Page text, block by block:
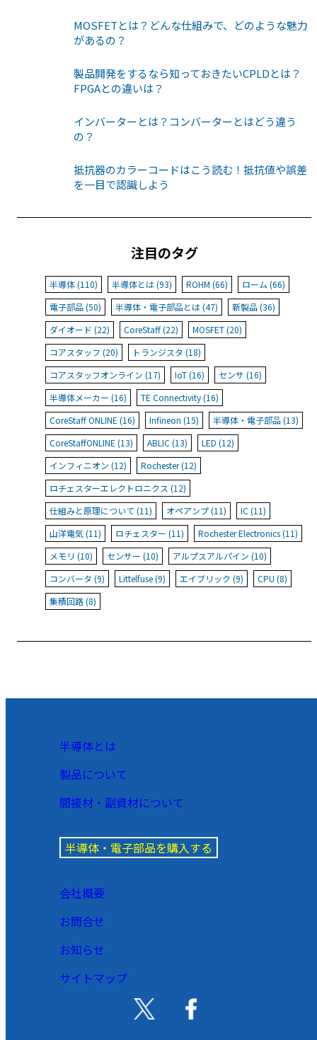
MOSFETとは？どんな仕組みで、どのような魅力
があるの？
製品開発をするなら知っておきたいCPLDとは？
FPGAとの違いは？
インバーターとは？コンバーターとはどう違う
の？
抵抗器のカラーコードはこう読む！抵抗値や誤差
を一目で認識しよう
注目のタグ
半導体 (110) 半導体とは (93) ROHM (66)
ローム (66)
電子部品 (50)
半導体・電子部品とは (47)
新製品 (36)
ダイオード (22)
CoreStaff (22)
MOSFET (20)
コアスタッフ (20)
トランジスタ (18)
コアスタッフオンライン (17)
IoT (16)
センサ (16)
半導体メーカー (16)
TE Connectivity (16)
CoreStaff ONLINE (16)
Infineon (15)
半導体・電子部品 (13)
CoreStaffONLINE (13)
ABLIC (13)
LED (12)
インフィニオン (12)
Rochester (12)
ロチェスターエレクトロニクス (12)
仕組みと原理について (11)
オペアンプ (11)
IC (11)
山洋電気 (11)
ロチェスター (11)
Rochester Electronics (11)
メモリ (10)
センサー (10)
アルプスアルパイン (10)
コンバータ (9)
Littelfuse (9) エイブリック (9)
CPU (8)
集積回路 (8)
半導体とは
製品について
間接材・副資材について
半導体・電子部品を購入する
会社概要
お問合せ
お知らせ
サイトマップ